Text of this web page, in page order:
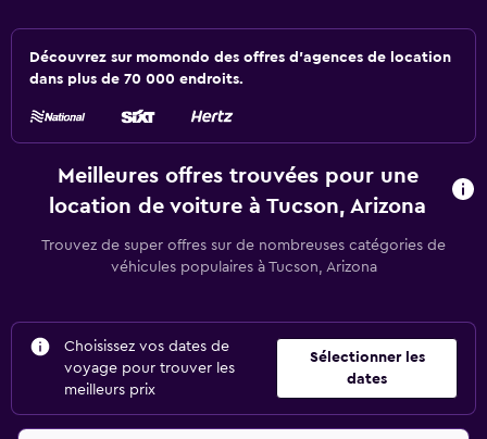
Découvrez sur momondo des offres d'agences de location
dans plus de 70 000 endroits.
Meilleures offres trouvées pour une
location de voiture à Tucson, Arizona
Trouvez de super offres sur de nombreuses catégories de
véhicules populaires à Tucson, Arizona
Choisissez vos dates de
voyage pour trouver les
meilleurs prix
Sélectionner les
dates